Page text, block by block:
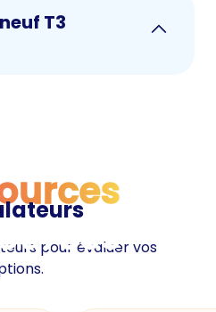
T3
pour évaluer vos